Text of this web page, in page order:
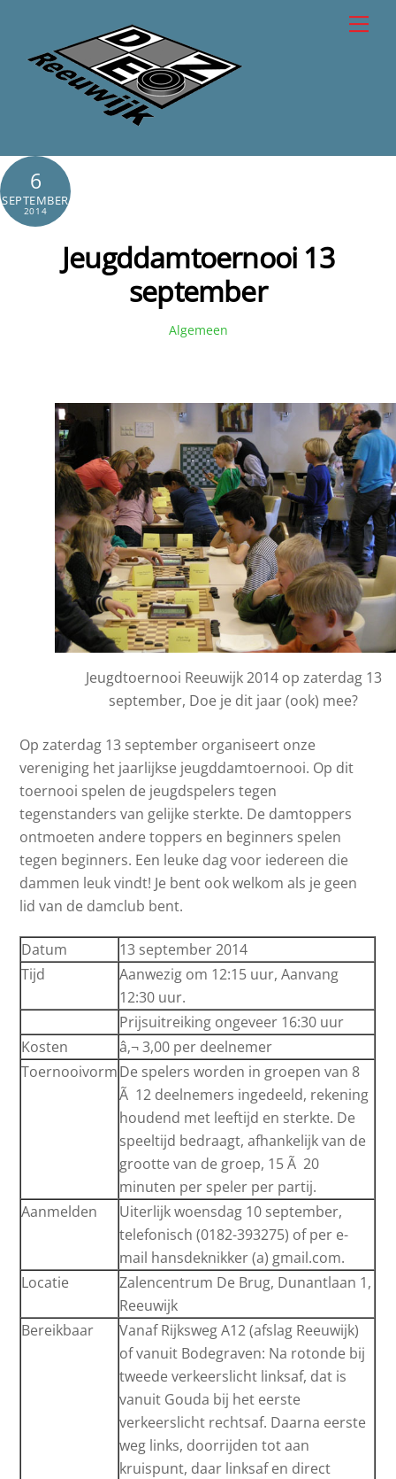
content
6
SEPTEMBER
2014
Jeugddamtoernooi 13
september
Algemeen
Jeugdtoernooi Reeuwijk 2014 op zaterdag 13
september, Doe je dit jaar (ook) mee?
Op zaterdag 13 september organiseert onze
vereniging het jaarlijkse jeugddamtoernooi. Op dit
toernooi spelen de jeugdspelers tegen
tegenstanders van gelijke sterkte. De damtoppers
ontmoeten andere toppers en beginners spelen
tegen beginners. Een leuke dag voor iedereen die
dammen leuk vindt! Je bent ook welkom als je geen
lid van de damclub bent.
Datum
13 september 2014
Tijd
Aanwezig om 12:15 uur, Aanvang
12:30 uur.
Prijsuitreiking ongeveer 16:30 uur
Kosten
â‚¬ 3,00 per deelnemer
ToernooivormDe spelers worden in groepen van 8
Ã 12 deelnemers ingedeeld, rekening
houdend met leeftijd en sterkte. De
speeltijd bedraagt, afhankelijk van de
grootte van de groep, 15 Ã 20
minuten per speler per partij.
Aanmelden
Uiterlijk woensdag 10 september,
telefonisch (0182-393275) of per e-
mail hansdeknikker (a) gmail.com.
Locatie
Zalencentrum De Brug, Dunantlaan 1,
Reeuwijk
Bereikbaar
Vanaf Rijksweg A12 (afslag Reeuwijk)
of vanuit Bodegraven: Na rotonde bij
tweede verkeerslicht linksaf, dat is
vanuit Gouda bij het eerste
verkeerslicht rechtsaf. Daarna eerste
weg links, doorrijden tot aan
kruispunt, daar linksaf en direct